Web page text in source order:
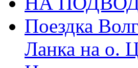
Поездка
Ланка на о.